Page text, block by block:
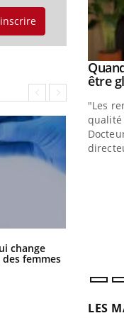
change
femmes
et de la
Pourquoi
DRH et
LES